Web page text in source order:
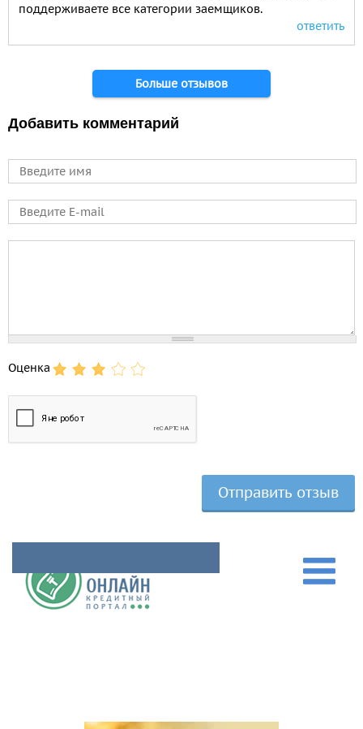
поддерживаете все категории заемщиков.
ответить
Больше отзывов
Добавить комментарий
Имя
E-mail
Оценка